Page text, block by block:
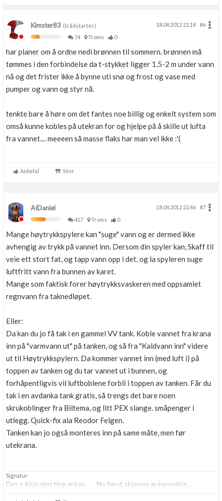
Kimster83 (trådstarter) 18.04.2012 22.18
#6
74
Troms 0
har planer om å ordne nedi brønnen til sommern. brønnen må
tømmes i den forbindelse da t-stykket ligger 1,5-2 m under vann
nå og det frister ikke å bynne uti snø og frost og vase med
pumper og vann og styr nå.
tenkte bare å høre om det fantes noe billig og enkelt system som
omså kunne kobles på utekran for og hjelpe på å skille ut lufta
fra vannet.... meeeen så masse flaks har man vel ikke :'(
Anbefal Siter
AIDaniel 18.04.2012 22.46
#7
417
Troms 0
Mange høytrykkspylere kan "suge" vann og er dermed ikke
avhengig av trykk på vannet inn. Dersom din spyler kan, Skaff til
veie ett stort fat, og tapp vann opp i det, og la spyleren suge
luftfritt vann fra bunnen av karet.
Mange som faktisk forer høytrykksvaskeren med oppsamlet
regnvann fra taknedløpet.
Eller:
Da kan du jo få tak i en gammel VV tank. Koble vannet fra krana
inn på "varmvann ut" på tanken, og så fra "Kaldvann inn" videre
ut til Høytrykkspylern. Da kommer vannet inn (med luft i) på
toppen av tanken og du tar vannet ut i bunnen, og
forhåpentligvis vil luftboblene forbli i toppen av tanken. Får du
tak i en avdanka tank gratis, så trengs det bare noen
skrukoblinger fra Biltema, og litt PEX slange. småpenger i
utlegg. Quick-fix ala Reodor Felgen.
Tanken kan jo også monteres inn på same måte, men før
utekrana.
Signatur
Det e ikkje den ting æ kan. - No først skjønne æ ingenting....